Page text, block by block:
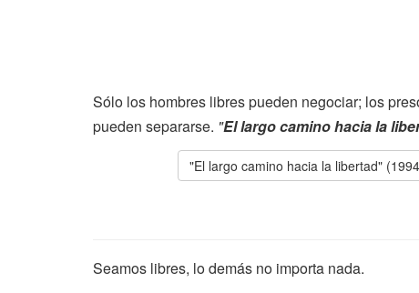
Sólo los hombres libres pueden negociar; los
pueden separarse. "El largo camino hacia la
"El largo camino hacia la libertad"
Seamos libres, lo demás no importa nada.